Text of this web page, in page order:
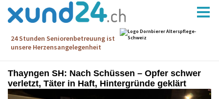
Thayngen SH: Nach Schüssen – Opfer schwer
verletzt, Täter in Haft, Hintergründe geklärt